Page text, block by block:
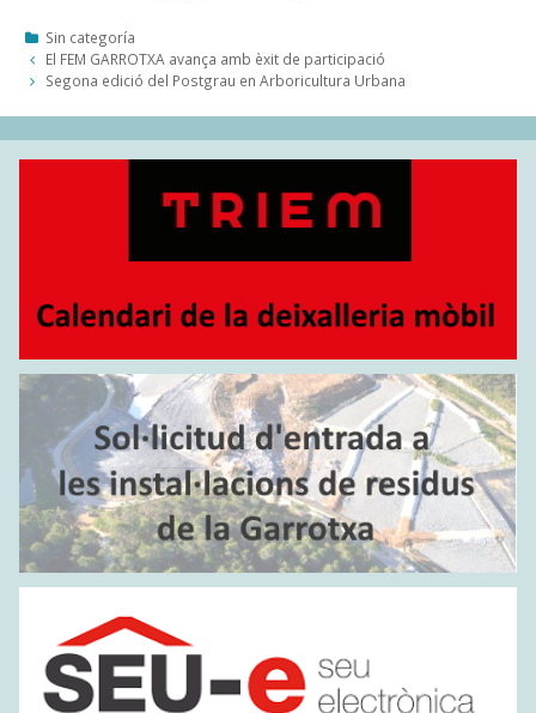
Categories
Sin categoría
Post
navigation
El FEM GARROTXA avança amb èxit de participació
Segona edició del Postgrau en Arboricultura Urbana